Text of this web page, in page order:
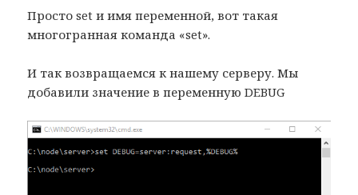
Просто set и имя переменной, вот такая
многогранная команда «set».
И так возвращаемся к нашему серверу. Мы
добавили значение в переменную DEBUG